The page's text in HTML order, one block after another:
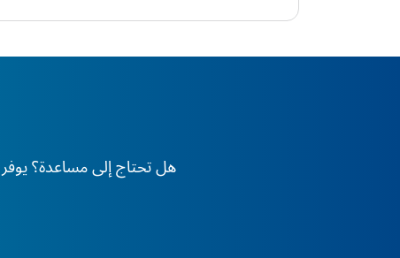
هل تحتاج إلى مساعدة؟ يوفر XS دعم الخبراء على مدار 24 ساعة طوال أيام الأسبوع، في أي وقت وفي أي مكان في العالم.